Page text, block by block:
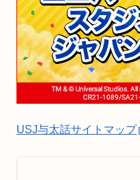
USJ与太話サイトマップ